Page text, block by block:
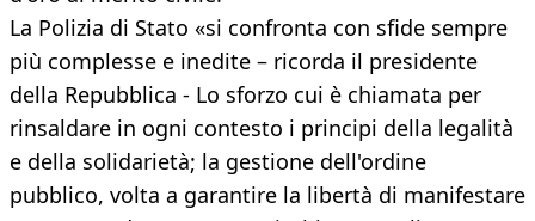
La Polizia di Stato «si confronta con sfide sempre
più complesse e inedite – ricorda il presidente
della Repubblica - Lo sforzo cui è chiamata per
rinsaldare in ogni contesto i principi della legalità
e della solidarietà; la gestione dell'ordine
pubblico, volta a garantire la libertà di manifestare